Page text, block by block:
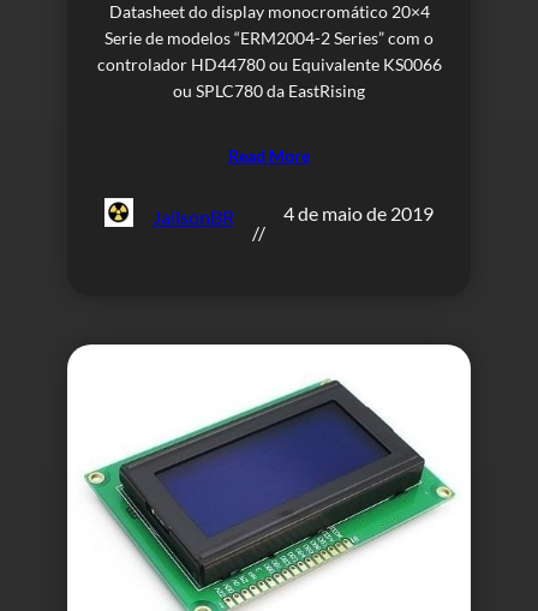
Datasheet do display monocromático 20×4
Serie de modelos “ERM2004-2 Series” com o
controlador HD44780 ou Equivalente KS0066
ou SPLC780 da EastRising
Read More
JailsonBR
//
4 de maio de 2019